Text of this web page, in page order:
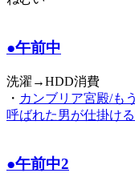
●午前中
洗濯→HDD消費
・ カンブリア宮殿/も
呼ばれた男が仕掛け
●午前中2